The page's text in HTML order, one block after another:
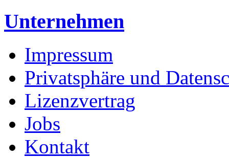
Unternehmen
Impressum
Privatsphäre und
Lizenzvertrag
Jobs
Kontakt